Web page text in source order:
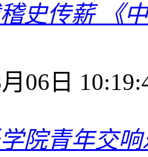
史传薪 《
06日
院青年交